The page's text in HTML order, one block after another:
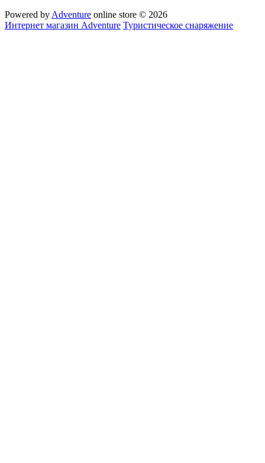
Powered by Adventure online store © 2026
Интернет магазин Adventure Туристическое снаряжение